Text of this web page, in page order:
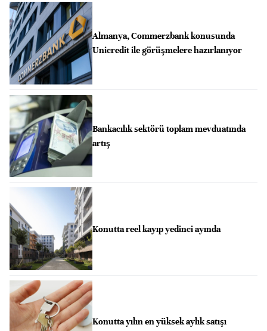
Almanya, Commerzbank konusunda
Unicredit ile görüşmelere hazırlanıyor
Bankacılık sektörü toplam mevduatında
artış
Konutta reel kayıp yedinci ayında
Konutta yılın en yüksek aylık satışı